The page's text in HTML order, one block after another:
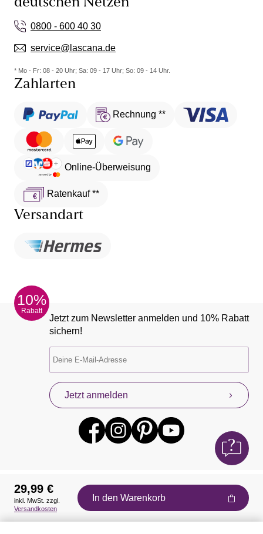
deutschen Netzen
0800 - 600 40 30
service@lascana.de
* Mo - Fr: 08 - 20 Uhr; Sa: 09 - 17 Uhr; So: 09 - 14 Uhr.
Zahlarten
Rechnung **
Online-Überweisung
Ratenkauf **
Versandart
10%
Rabatt
Jetzt zum Newsletter anmelden und 10% Rabatt
sichern!
Jetzt anmelden
Auszeichnungen
29,99 €
inkl. MwSt. zzgl.
Versandkosten
In den Warenkorb